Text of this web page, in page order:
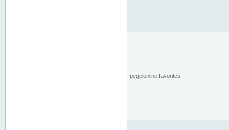
pegelonline.favorites